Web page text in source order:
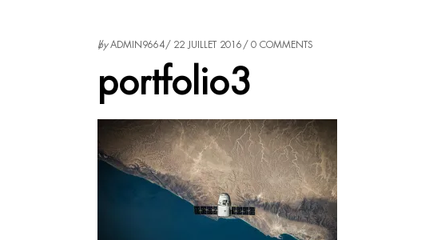
byADMIN9664 22 JUILLET 2016 0 COMMENTS
portfolio3